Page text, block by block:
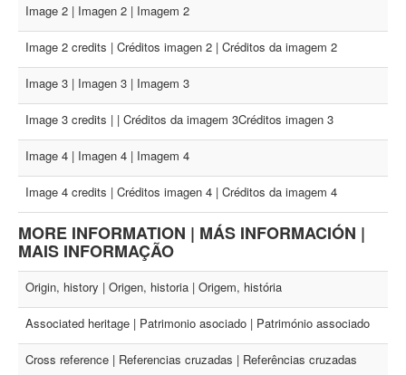
Image 2 | Imagen 2 | Imagem 2
Image 2 credits | Créditos imagen 2 | Créditos da imagem 2
Image 3 | Imagen 3 | Imagem 3
Image 3 credits | | Créditos da imagem 3Créditos imagen 3
Image 4 | Imagen 4 | Imagem 4
Image 4 credits | Créditos imagen 4 | Créditos da imagem 4
MORE INFORMATION | MÁS INFORMACIÓN |
MAIS INFORMAÇÃO
Origin, history | Origen, historia | Origem, história
Associated heritage | Patrimonio asociado | Património associado
Cross reference | Referencias cruzadas | Referências cruzadas